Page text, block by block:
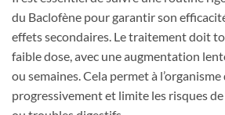
du Baclofène pour garantir son
effets secondaires. Le traitement doit
faible dose, avec une augmentation
ou semaines. Cela permet à l’organisme
progressivement et limite les risques